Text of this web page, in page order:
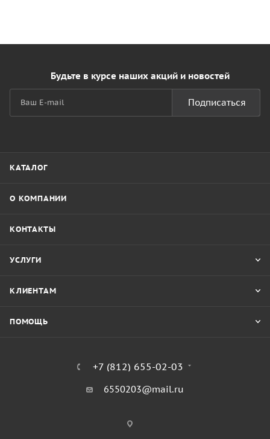
Будьте в курсе наших акций и новостей
Подписаться
КАТАЛОГ
О КОМПАНИИ
КОНТАКТЫ
УСЛУГИ
КЛИЕНТАМ
ПОМОЩЬ
+7 (812) 655-02-03
6550203@mail.ru